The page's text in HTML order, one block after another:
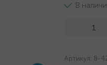
В
Артикул: 8-